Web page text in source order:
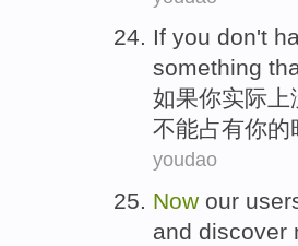
If you don't
something
如果你实际上
不能占有你的
youdao
Now our
and discover